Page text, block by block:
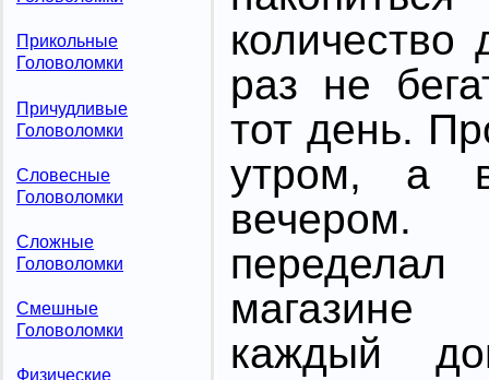
Прикольные
Головоломки
Причудливые
Головоломки
Словесные
Головоломки
Сложные
Головоломки
Смешные
Головоломки
Физические
раз не
тот день.
утром, а
каждый